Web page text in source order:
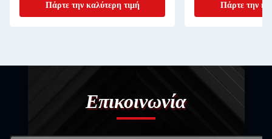
Πάρτε την καλύτερη τιμή Πάρτε την
Επικοινωνία